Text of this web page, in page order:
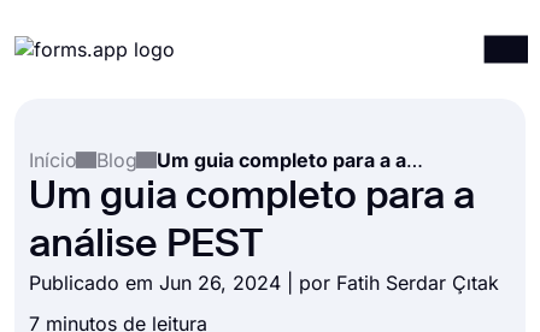
Integrações
Modelos
Recursos
Início
Blog Um guia completo para a análise PEST
Um guia completo para a
análise PEST
Publicado em Jun 26, 2024 | por Fatih Serdar Çıtak
7 minutos de leitura